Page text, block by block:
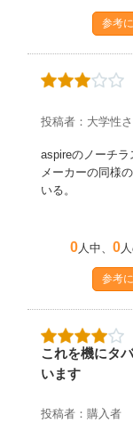
参考
投稿者：大学性
aspireのノーチ
メーカーの同様
いる。
0人中、 0
参考
これを機にタ
います
投稿者：購入者